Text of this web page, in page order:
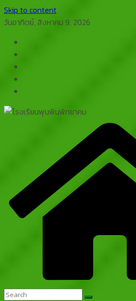
Skip to content
วันอาทิตย์, สิงหาคม 9, 2026